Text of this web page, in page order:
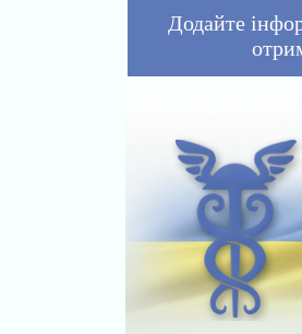
Додайте